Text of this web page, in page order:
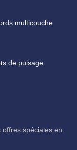
multicouche
de puisage
offres spéciales en